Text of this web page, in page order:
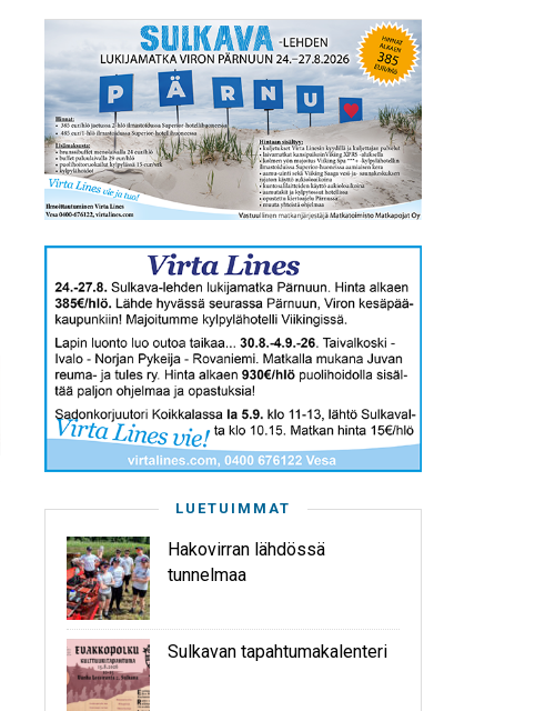
LUETUIMMAT
Hakovirran lähdössä
tunnelmaa
Sulkavan tapahtumakalenteri